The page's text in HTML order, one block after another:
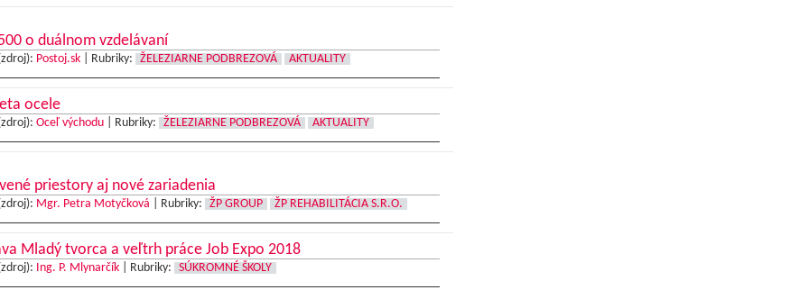
o duálnom vzdelávaní
Postoj.sk| Rubriky: ŽELEZIARNE PODBREZOVÁ AKTUALITY
ocele
Oceľ východu| Rubriky: ŽELEZIARNE PODBREZOVÁ AKTUALITY
priestory aj nové zariadenia
Mgr. Petra Motyčková Rubriky: ŽP GROUP ŽP REHABILITÁCIA S.R.O.
Mladý tvorca a veľtrh práce Job Expo 2018
Ing. P. Mlynarčík| Rubriky: SÚKROMNÉ ŠKOLY